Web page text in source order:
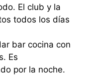
El club y la
todos los días
bar cocina con
Es
por la noche.